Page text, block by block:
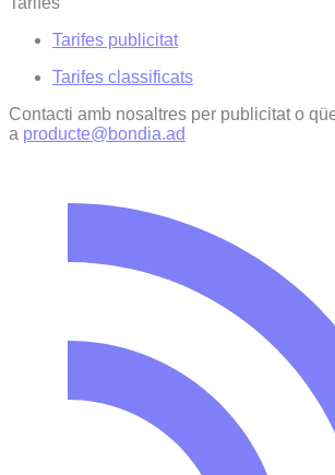
Tarifes publicitat
Tarifes classificats
Contacti amb nosaltres per publicitat o
a producte@bondia.ad